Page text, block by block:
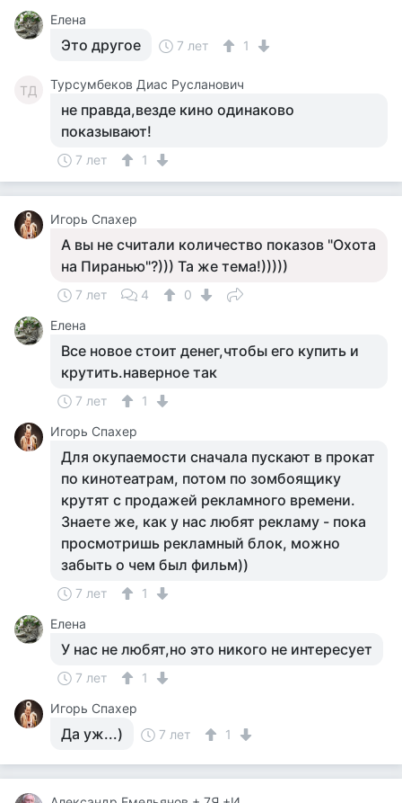
Елена
Это другое 7 лет 1
ТД Турсумбеков Диас Русланович
не правда,везде кино одинаково
показывают!
7 лет 1
Игорь Спахер
А вы не считали количество показов "Охота
на Пиранью"?))) Та же тема!)))))
7 лет 4
0
Елена
Все новое стоит денег,чтобы его купить и
крутить.наверное так
7 лет
1
Игорь Спахер
Для окупаемости сначала пускают в прокат
по кинотеатрам, потом по зомбоящику
крутят с продажей рекламного времени.
Знаете же, как у нас любят рекламу - пока
просмотришь рекламный блок, можно
забыть о чем был фильм))
7 лет
1
Елена
У нас не любят,но это никого не интересует
7 лет
1
Игорь Спахер
Да уж...) 7 лет 1